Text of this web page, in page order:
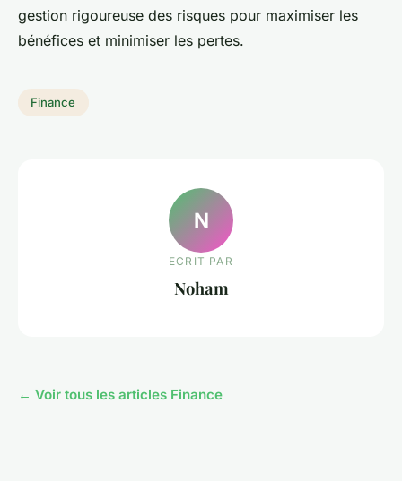
gestion rigoureuse des risques pour maximiser les
bénéfices et minimiser les pertes.
Finance
N
ECRIT PAR
Noham
← Voir tous les articles Finance